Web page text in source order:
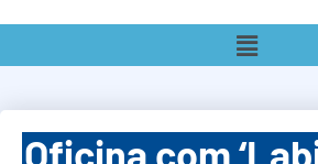
Oficina com